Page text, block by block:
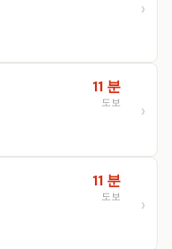
11 분
도보
11 분
도보